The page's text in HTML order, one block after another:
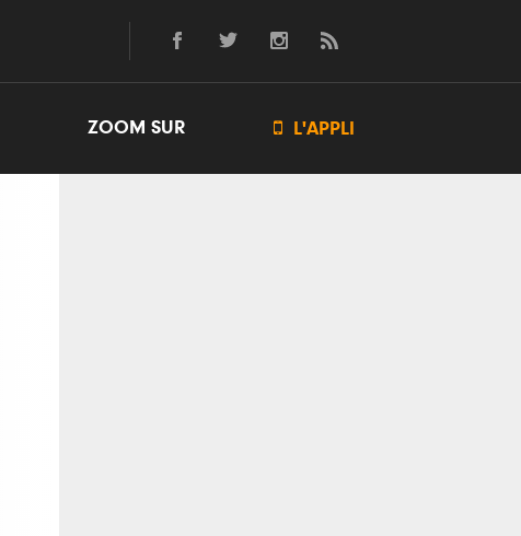
ZOOM SUR  L'APPLI